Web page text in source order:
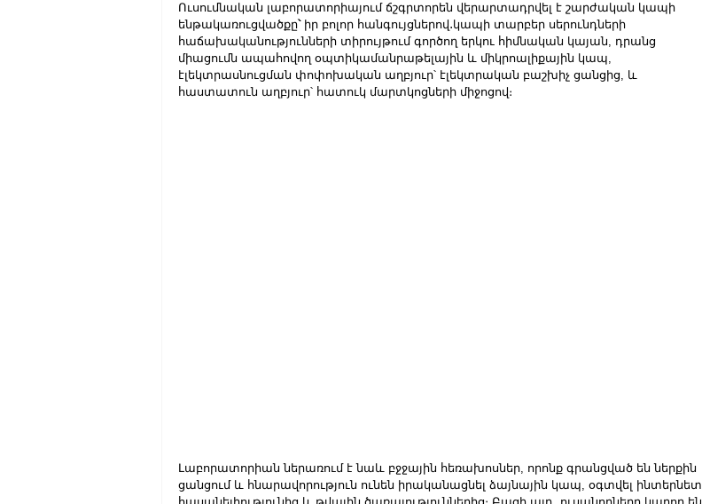
Ուսումնական լաբորատորիայում ճշգրտորեն վերարտադրվել է շարժական կապի
ենթակառուցվածքը՝ իր բոլոր հանգույցներով․կապի տարբեր սերունդների
հաճախականությունների տիրույթում գործող երկու հիմնական կայան, դրանց
միացումն ապահովող օպտիկամանրաթելային և միկրոալիքային կապ,
էլեկտրասնուցման փոփոխական աղբյուր՝ էլեկտրական բաշխիչ ցանցից, և
հաստատուն աղբյուր՝ հատուկ մարտկոցների միջոցով։
Լաբորատորիան ներառում է նաև բջջային հեռախոսներ, որոնք գրանցված են ներքին
ցանցում և հնարավորություն ունեն իրականացնել ձայնային կապ, օգտվել ինտերնետ